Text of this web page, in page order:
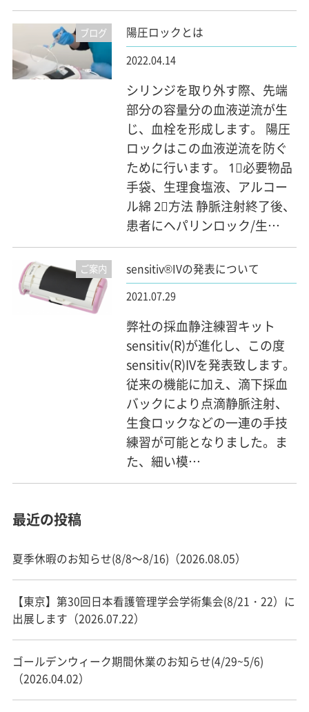
ブログ 陽圧ロックとは
2022.04.14
シリンジを取り外す際、先端
部分の容量分の血液逆流が生
じ、血栓を形成します。 陽圧
ロックはこの血液逆流を防ぐ
ために行います。 1⃣必要物品
手袋、生理食塩液、アルコー
ル綿 2⃣方法 静脈注射終了後、
患者にヘパリンロック/生…
ご案内 sensitiv®IVの発表について
2021.07.29
弊社の採血静注練習キット
sensitiv(R)が進化し、この度
sensitiv(R)IVを発表致します。
従来の機能に加え、滴下採血
バックにより点滴静脈注射、
生食ロックなどの一連の手技
練習が可能となりました。ま
た、細い模…
最近の投稿
夏季休暇のお知らせ(8/8～8/16)（2026.08.05）
【東京】第30回日本看護管理学会学術集会(8/21・22）に
出展します（2026.07.22）
ゴールデンウィーク期間休業のお知らせ(4/29~5/6)
（2026.04.02）